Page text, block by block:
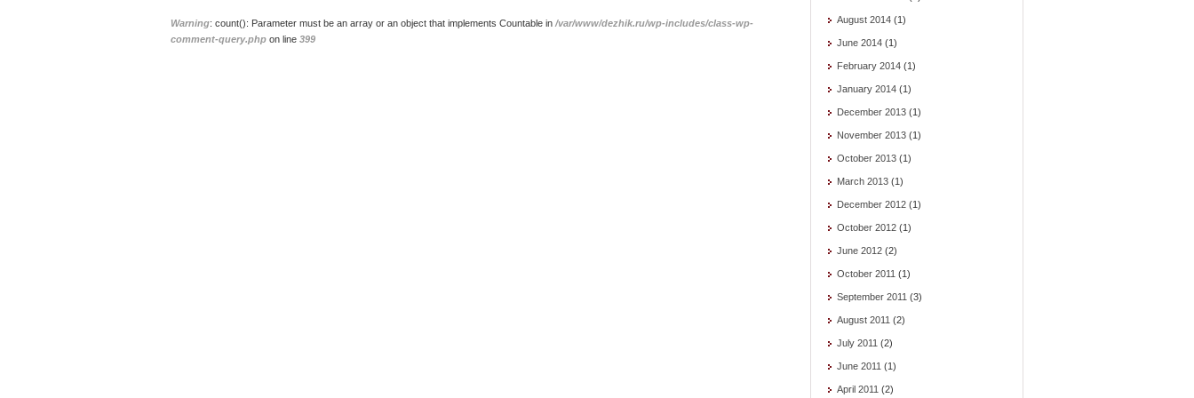
Warning: count(): Parameter must be an array or an object that implements Countable in /var/www/dezhik.ru/wp-includes/class-wp-
comment-query.php on line 399
August 2014 (1)
June 2014 (1)
February 2014 (1)
January 2014 (1)
December 2013 (1)
November 2013 (1)
October 2013 (1)
March 2013 (1)
December 2012 (1)
October 2012 (1)
June 2012 (2)
October 2011 (1)
September 2011 (3)
August 2011 (2)
July 2011 (2)
June 2011 (1)
April 2011 (2)